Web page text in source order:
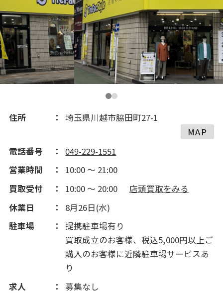
2019(146)
2018(115)
2017(350)
2016(154)
2015(152)
2014(273)
2013(219)
2012(343)
2011(181)
住所
埼玉県川越市脇田町27-1
MAP
電話番号
049-229-1551
営業時間
10:00 ～ 21:00
買取受付
10:00 ～ 20:00
店頭買取をみる
休業日
8月26日(水)
駐車場
提携駐車場有り
買取成立のお客様、税込5,000円以上ご
購入のお客様に近隣駐車場サービスあ
り
求人
募集なし